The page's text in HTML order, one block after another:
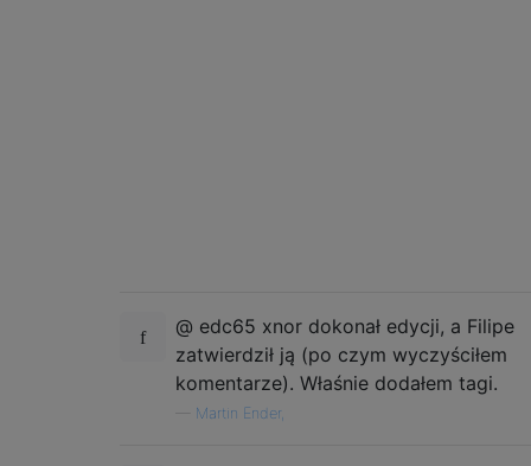
XX.
@ edc65 xnor dokonał edycji, a Filipe
zatwierdził ją (po czym wyczyściłem
komentarze). Właśnie dodałem tagi.
Martin Ender,